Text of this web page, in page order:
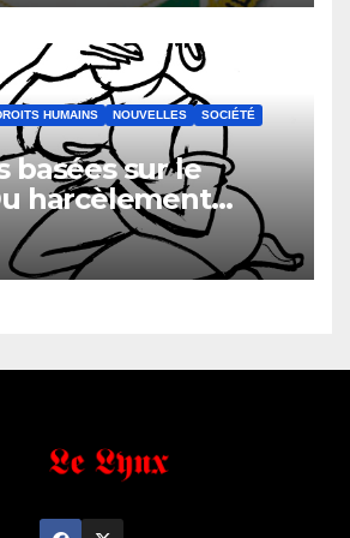
la Direction
Budget
HUMAINS NOUVELLES
SOCIÉTÉ
basées sur le
harcèlement